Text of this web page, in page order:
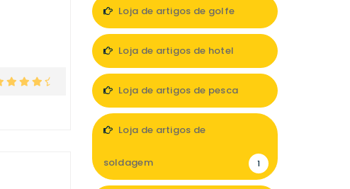
Loja de artigos de golfe
Loja de artigos de hotel
Loja de artigos de pesca
Loja de artigos de
soldagem 1